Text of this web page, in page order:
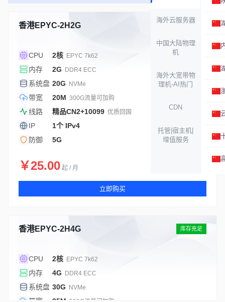
海外云服务器
中国大陆物理
机
海外大宽带物
理机-AI热门
CDN
托管|宿主机|
增值服务
香港EPYC-2H2G 库存充足
CPU 2核 EPYC 7k62
内存 2G DDR4 ECC
系统盘 20G NVMe
带宽 20M 300G流量可加购
线路 精品CN2+10099 优质回国
IP
1个 IPv4
防御
5G
￥25.00 起 / 月
立即购买
香港EPYC-2H4G 库存充足
CPU 2核 EPYC 7k62
内存 4G DDR4 ECC
系统盘 30G NVMe